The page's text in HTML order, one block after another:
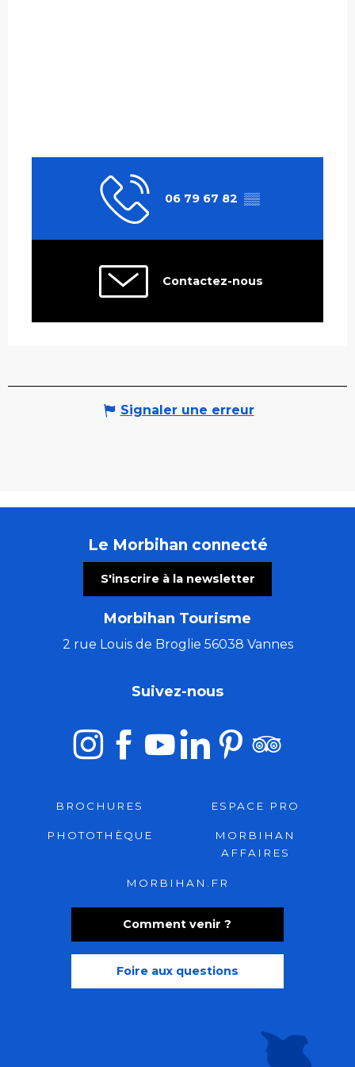
06 79 67 82 ▒▒
Contactez-nous
Signaler une erreur
Le Morbihan connecté
S'inscrire à la newsletter
Morbihan Tourisme
2 rue Louis de Broglie 56038 Vannes
Comment venir ?
Foire aux questions
Suivez-nous
BROCHURES ESPACE PRO
PHOTOTHÈQUE
MORBIHAN
AFFAIRES
MORBIHAN.FR